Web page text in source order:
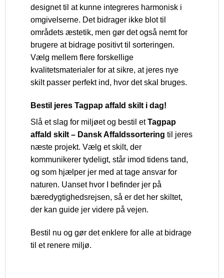
designet til at kunne integreres harmonisk i
omgivelserne. Det bidrager ikke blot til
områdets æstetik, men gør det også nemt for
brugere at bidrage positivt til sorteringen.
Vælg mellem flere forskellige
kvalitetsmaterialer for at sikre, at jeres nye
skilt passer perfekt ind, hvor det skal bruges.
Bestil jeres Tagpap affald skilt i dag!
Slå et slag for miljøet og bestil etTagpap
affald skilt – Dansk Affaldssortering til jeres
næste projekt. Vælg et skilt, der
kommunikerer tydeligt, står imod tidens tand,
og som hjælper jer med at tage ansvar for
naturen. Uanset hvor I befinder jer på
bæredygtighedsrejsen, så er det her skiltet,
der kan guide jer videre på vejen.
Bestil nu og gør det enklere for alle at bidrage
til et renere miljø.